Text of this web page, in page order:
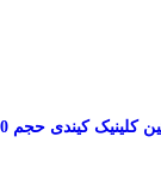
کیندی حجم 400 میل